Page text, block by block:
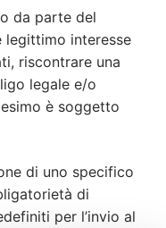
da parte del
legittimo interesse
riscontrare una
legale e/o
è soggetto
di uno specifico
di
per l’invio al